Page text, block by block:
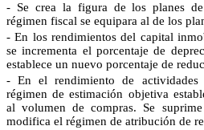
- Se crea la figura de los planes de
régimen fiscal se equipara al de los
- En los rendimientos del capital
se incrementa el porcentaje de
establece un nuevo porcentaje de
- En el rendimiento de actividades
régimen de estimación objetiva
al volumen de compras. Se
modifica el régimen de atribución de